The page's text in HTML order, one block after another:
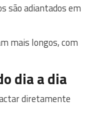
são adiantados em
mais longos, com
dia a dia
diretamente